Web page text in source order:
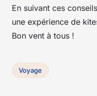
En suivant ces
une expérience de
Bon vent à tous !
Voyage